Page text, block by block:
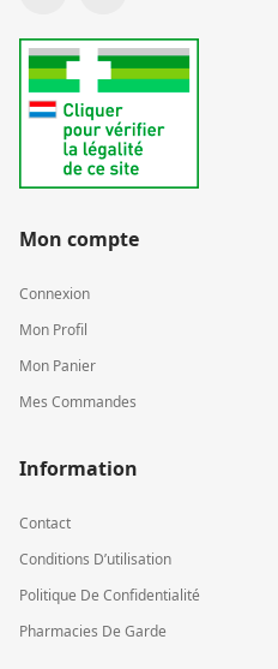
Mon compte
Connexion
Mon Profil
Mon Panier
Mes Commandes
Information
Contact
Conditions D’utilisation
Politique De Confidentialité
Pharmacies De Garde